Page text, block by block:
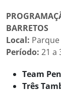
BARRETOS
Local:
Período: 21 a
Team
Três